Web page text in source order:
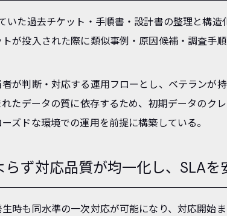
いた過去チケット・手順書・設計書の整理と構
が投入された際に類似事例・原因候補・調査手
が判断・対応する運用フローとし、ベテランが
たデータの質に依存するため、初期データのク
ズドな環境での運用を前提に構築している。
ず対応品質が均一化し、SLA
時も同水準の一次対応が可能になり、対応開始